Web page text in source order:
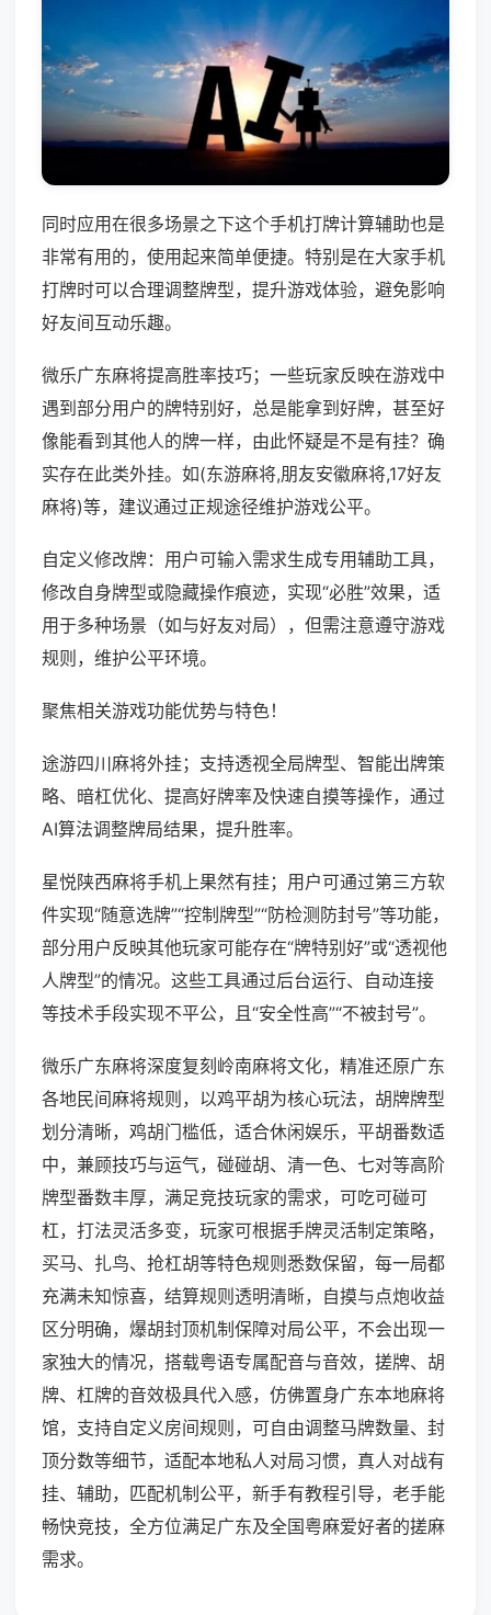
同时应用在很多场景之下这个手机打牌计算辅助也是
非常有用的，使用起来简单便捷。特别是在大家手机
打牌时可以合理调整牌型，提升游戏体验，避免影响
好友间互动乐趣。
微乐广东麻将提高胜率技巧；一些玩家反映在游戏中
遇到部分用户的牌特别好，总是能拿到好牌，甚至好
像能看到其他人的牌一样，由此怀疑是不是有挂？确
实存在此类外挂。如(东游麻将,朋友安徽麻将,17好友
麻将)等，建议通过正规途径维护游戏公平。
自定义修改牌：用户可输入需求生成专用辅助工具，
修改自身牌型或隐藏操作痕迹，实现“必胜”效果，适
用于多种场景（如与好友对局），但需注意遵守游戏
规则，维护公平环境。
聚焦相关游戏功能优势与特色！
途游四川麻将外挂；支持透视全局牌型、智能出牌策
略、暗杠优化、提高好牌率及快速自摸等操作，通过
AI算法调整牌局结果，提升胜率。
星悦陕西麻将手机上果然有挂；用户可通过第三方软
件实现“随意选牌”“控制牌型”“防检测防封号”等功能，
部分用户反映其他玩家可能存在“牌特别好”或“透视他
人牌型”的情况。这些工具通过后台运行、自动连接
等技术手段实现不平公，且“安全性高”“不被封号”。
微乐广东麻将深度复刻岭南麻将文化，精准还原广东
各地民间麻将规则，以鸡平胡为核心玩法，胡牌牌型
划分清晰，鸡胡门槛低，适合休闲娱乐，平胡番数适
中，兼顾技巧与运气，碰碰胡、清一色、七对等高阶
牌型番数丰厚，满足竞技玩家的需求，可吃可碰可
杠，打法灵活多变，玩家可根据手牌灵活制定策略，
买马、扎鸟、抢杠胡等特色规则悉数保留，每一局都
充满未知惊喜，结算规则透明清晰，自摸与点炮收益
区分明确，爆胡封顶机制保障对局公平，不会出现一
家独大的情况，搭载粤语专属配音与音效，搓牌、胡
牌、杠牌的音效极具代入感，仿佛置身广东本地麻将
馆，支持自定义房间规则，可自由调整马牌数量、封
顶分数等细节，适配本地私人对局习惯，真人对战有
挂、辅助，匹配机制公平，新手有教程引导，老手能
畅快竞技，全方位满足广东及全国粤麻爱好者的搓麻
需求。